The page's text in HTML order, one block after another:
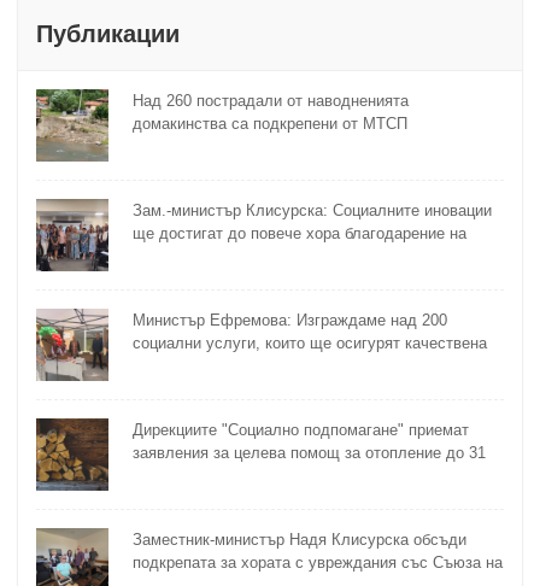
Публикации
Над 260 пострадали от наводненията
домакинства са подкрепени от МТСП
Зам.-министър Клисурска: Социалните иновации
ще достигат до повече хора благодарение на
Министър Ефремова: Изграждаме над 200
социални услуги, които ще осигурят качествена
Дирекциите "Социално подпомагане" приемат
заявления за целева помощ за отопление до 31
Заместник-министър Надя Клисурска обсъди
подкрепата за хората с увреждания със Съюза на